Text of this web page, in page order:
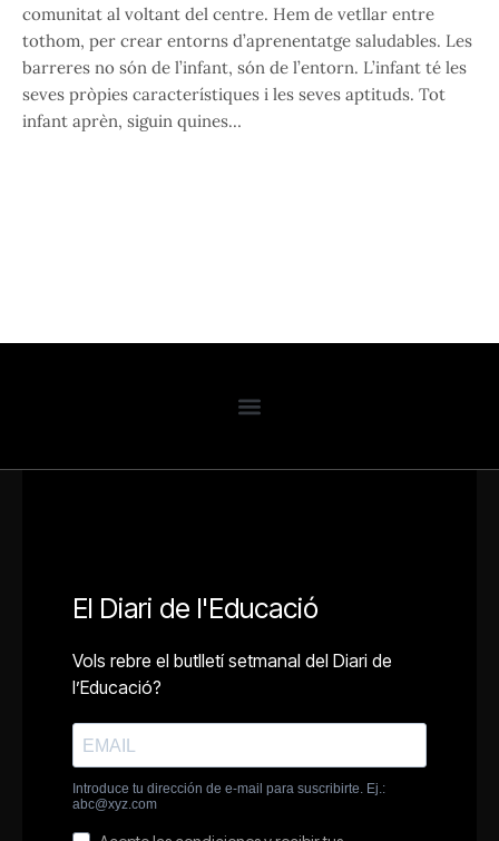
comunitat al voltant del centre. Hem de vetllar entre
tothom, per crear entorns d’aprenentatge saludables. Les
barreres no són de l’infant, són de l’entorn. L’infant té les
seves pròpies característiques i les seves aptituds. Tot
infant aprèn, siguin quines…